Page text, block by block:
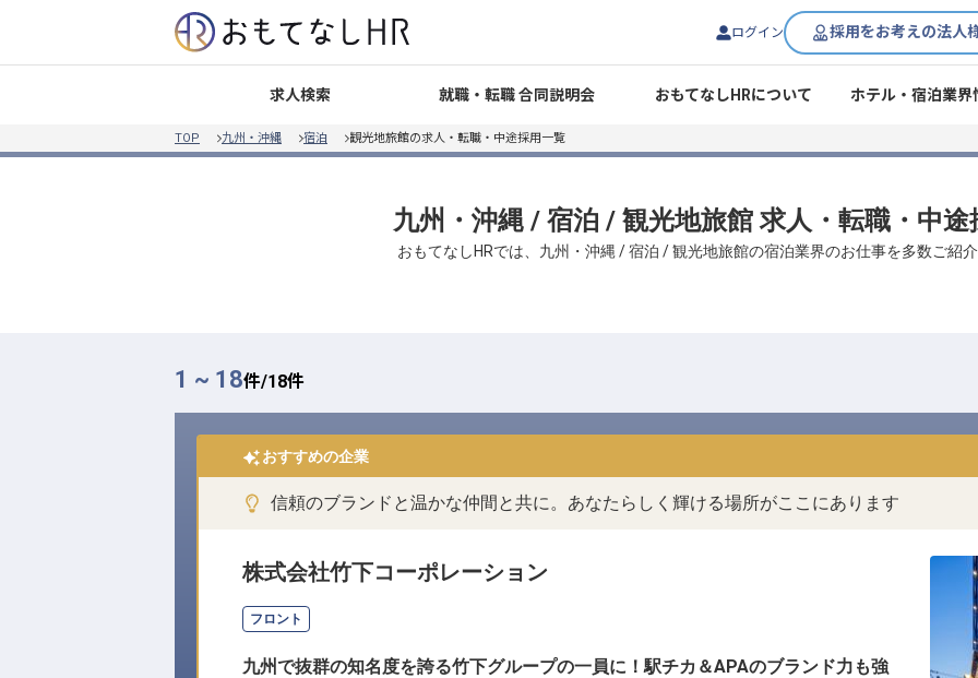
ログイン 採用をお考えの法人
求人検索 就職・転職 合同説明会 おもてなしHRについて ホテル・宿泊業界
TOP 九州・沖縄 宿泊 観光地旅館の求人・転職・中途採用一覧
九州・沖縄 / 宿泊 / 観光地旅館 求人・転職・中途
おもてなしHRでは、九州・沖縄 / 宿泊 / 観光地旅館の宿泊業界のお仕事を多数ご紹
1 ~ 18件/18件
おすすめの企業
信頼のブランドと温かな仲間と共に。あなたらしく輝ける場所がここにあります
株式会社竹下コーポレーション
フロント
九州で抜群の知名度を誇る竹下グループの一員に！駅チカ＆APAのブランド力も強